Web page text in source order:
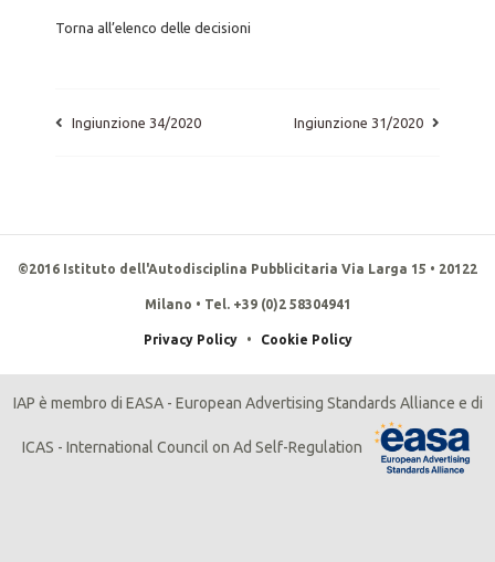
Torna all’elenco delle decisioni
Ingiunzione 34/2020 Ingiunzione 31/2020
©2016 Istituto dell'Autodisciplina Pubblicitaria Via Larga 15 • 20122
Milano • Tel. +39 (0)2 58304941
Privacy Policy • Cookie Policy
IAP è membro di EASA - European Advertising Standards Alliance e di
ICAS - International Council on Ad Self-Regulation